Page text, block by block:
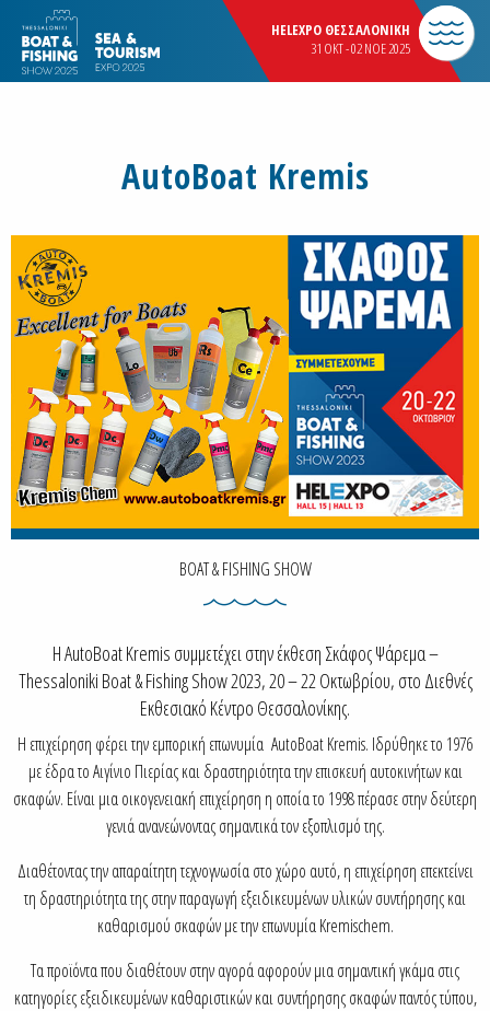
HELEXPO ΘΕΣΣΑΛΟΝΙΚΗ
31 OKT - 02 NOE 2025
AutoBoat Kremis
BOAT & FISHING SHOW
Η AutoBoat Kremis συμμετέχει στην έκθεση Σκάφος Ψάρεμα –
Thessaloniki Boat & Fishing Show 2023, 20 – 22 Οκτωβρίου, στο Διεθνές
Εκθεσιακό Κέντρο Θεσσαλονίκης.
Η επιχείρηση φέρει την εμπορική επωνυμία AutoBoat Kremis. Ιδρύθηκε το 1976
με έδρα το Αιγίνιο Πιερίας και δραστηριότητα την επισκευή αυτοκινήτων και
σκαφών. Είναι μια οικογενειακή επιχείρηση η οποία το 1998 πέρασε στην δεύτερη
γενιά ανανεώνοντας σημαντικά τον εξοπλισμό της.
Διαθέτοντας την απαραίτητη τεχνογνωσία στο χώρο αυτό, η επιχείρηση επεκτείνει
τη δραστηριότητα της στην παραγωγή εξειδικευμένων υλικών συντήρησης και
καθαρισμού σκαφών με την επωνυμία Kremischem.
Τα προϊόντα που διαθέτουν στην αγορά αφορούν μια σημαντική γκάμα στις
κατηγορίες εξειδικευμένων καθαριστικών και συντήρησης σκαφών παντός τύπου,